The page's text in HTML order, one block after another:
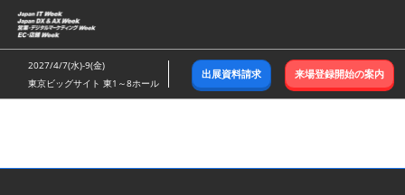
ス
キ
ッ
し
む
2027/4/7(水)-9(金)
東京ビッグサイト 東1～8ホール
出展資料請求 来場登録開始の案内